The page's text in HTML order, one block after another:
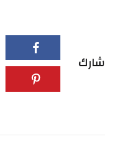
شارك